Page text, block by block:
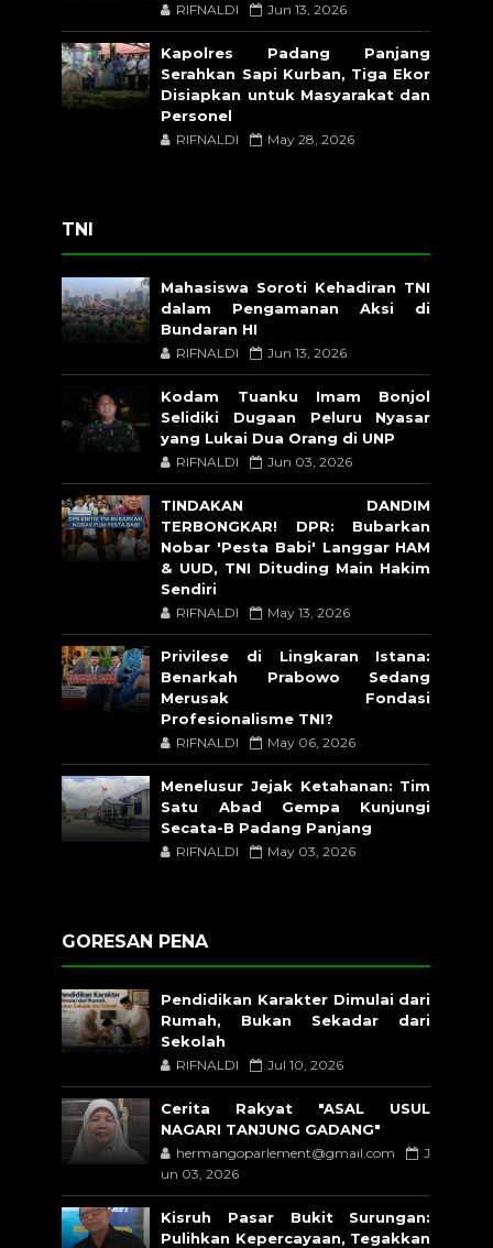
RIFNALDI Jun 13, 2026
Kapolres Padang Panjang
Serahkan Sapi Kurban, Tiga Ekor
Disiapkan untuk Masyarakat dan
Personel
RIFNALDI May 28, 2026
TNI
Mahasiswa Soroti Kehadiran TNI
dalam Pengamanan Aksi di
Bundaran HI
RIFNALDI Jun 13, 2026
Kodam Tuanku Imam Bonjol
Selidiki Dugaan Peluru Nyasar
yang Lukai Dua Orang di UNP
RIFNALDI Jun 03, 2026
TINDAKAN DANDIM
TERBONGKAR! DPR: Bubarkan
Nobar 'Pesta Babi' Langgar HAM
& UUD, TNI Dituding Main Hakim
Sendiri
RIFNALDI May 13, 2026
Privilese di Lingkaran Istana:
Benarkah Prabowo Sedang
Merusak Fondasi
Profesionalisme TNI?
RIFNALDI May 06, 2026
Menelusur Jejak Ketahanan: Tim
Satu Abad Gempa Kunjungi
Secata-B Padang Panjang
RIFNALDI May 03, 2026
GORESAN PENA
Pendidikan Karakter Dimulai dari
Rumah, Bukan Sekadar dari
Sekolah
RIFNALDI Jul 10, 2026
Cerita Rakyat "ASAL USUL
NAGARI TANJUNG GADANG"
hermangoparlement@gmail.com
J
un 03, 2026
Kisruh Pasar Bukit Surungan:
Pulihkan Kepercayaan, Tegakkan